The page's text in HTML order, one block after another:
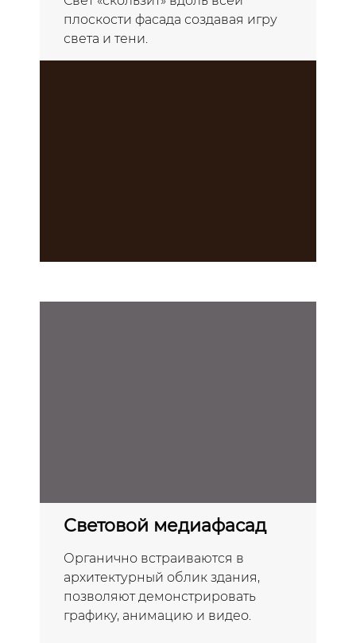
плоскости фасада создавая игру
света и тени.
Световой медиафасад
Органично встраиваются в
архитектурный облик здания,
позволяют демонстрировать
графику, анимацию и видео.